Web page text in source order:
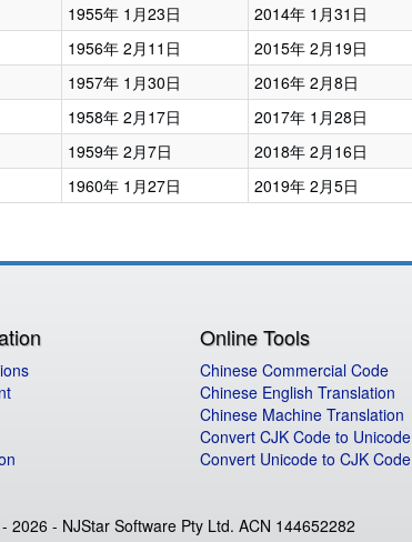
1955年 1月23日 2014年 1月31日
1956年 2月11日 2015年 2月19日
1957年 1月30日 2016年 2月8日
1958年 2月17日 2017年 1月28日
1959年 2月7日 2018年 2月16日
1960年 1月27日 2019年 2月5日
Online Tools
Chinese Commercial Code
Chinese English Translation
Chinese Machine Translation
Convert CJK Code to Unicode
Convert Unicode to CJK Code
2026 - NJStar Software Pty Ltd. ACN 144652282